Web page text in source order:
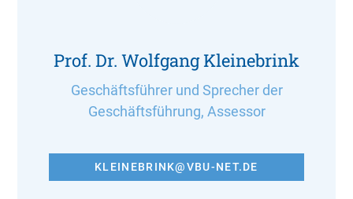
Prof. Dr. Wolfgang Kleinebrink
Geschäftsführer und Sprecher der
Geschäftsführung, Assessor
KLEINEBRINK@VBU-NET.DE